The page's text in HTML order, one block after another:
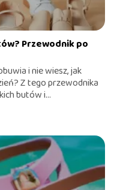
Przewodnik po
i nie wiesz, jak
Z tego przewodnika
butów i...